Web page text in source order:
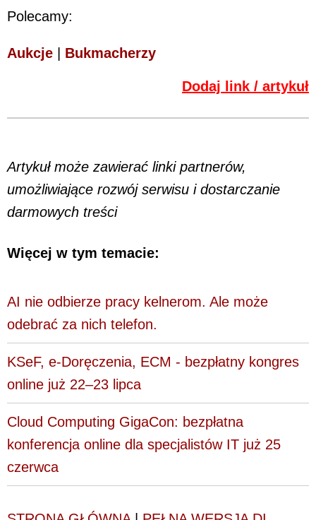
Polecamy:
Aukcje | Bukmacherzy
Dodaj link / artykuł
Artykuł może zawierać linki partnerów,
umożliwiające rozwój serwisu i dostarczanie
darmowych treści
Więcej w tym temacie:
AI nie odbierze pracy kelnerom. Ale może
odebrać za nich telefon.
KSeF, e-Doręczenia, ECM - bezpłatny kongres
online już 22–23 lipca
Cloud Computing GigaCon: bezpłatna
konferencja online dla specjalistów IT już 25
czerwca